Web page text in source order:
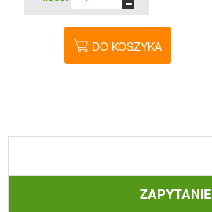
DO KOSZYKA
ZAPYTANIE